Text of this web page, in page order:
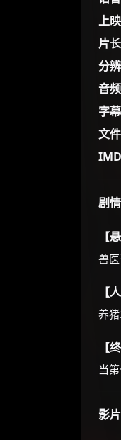
上
片长
分辨
音
字
文
剧
【
兽
【
养
【
当
影